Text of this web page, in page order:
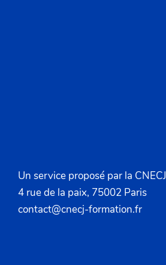
Un service proposé par la CNECJ
4 rue de la paix, 75002 Paris
contact@cnecj-formation.fr